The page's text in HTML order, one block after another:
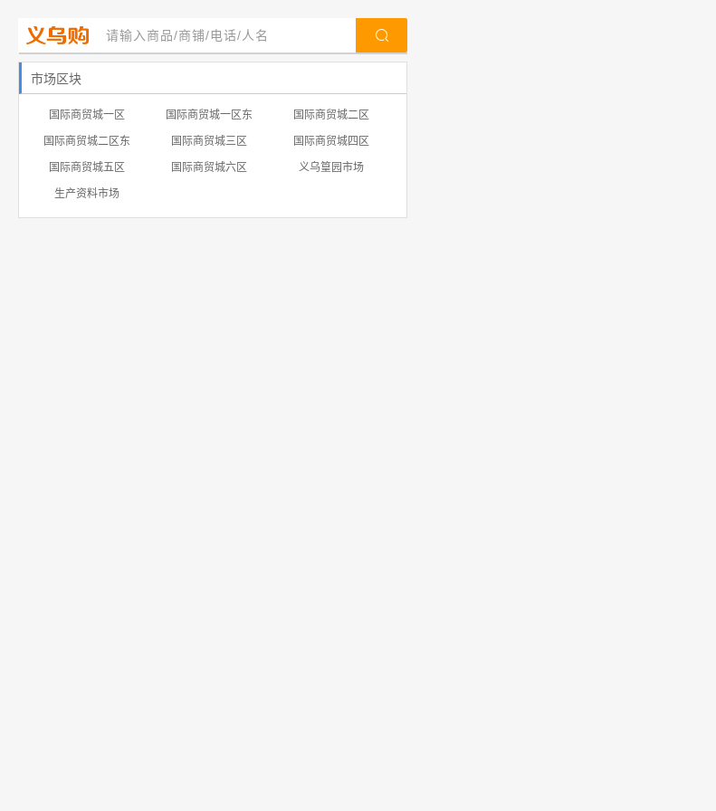
市场区块
国际商贸城一区 国际商贸城一区东
国际商贸城二区
国际商贸城二区东
国际商贸城三区
国际商贸城四区
国际商贸城五区
国际商贸城六区
义乌篁园市场
生产资料市场